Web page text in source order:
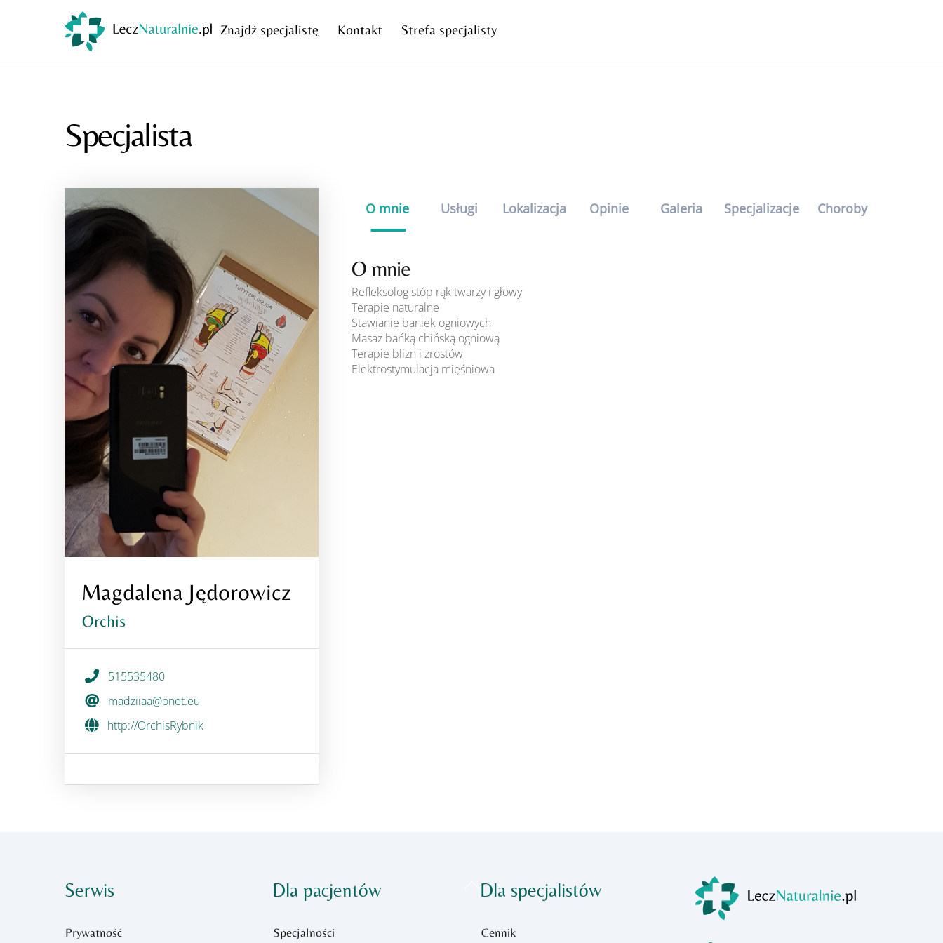
Znajdź specjalistę Kontakt Strefa specjalisty
Specjalista
Magdalena Jędorowicz
Orchis
515535480
madziiaa@onet.eu
http://OrchisRybnik
O mnie Usługi Lokalizacja Opinie Galeria Specjalizacje Choroby
O mnie
Refleksolog stóp rąk twarzy i głowy
Terapie naturalne
Stawianie baniek ogniowych
Masaż bańką chińską ogniową
Terapie blizn i zrostów
Elektrostymulacja mięśniowa
Back
To
Serwis
Prywatność
Dla pacjentów
Specjalności
Dla specjalistów
Cennik